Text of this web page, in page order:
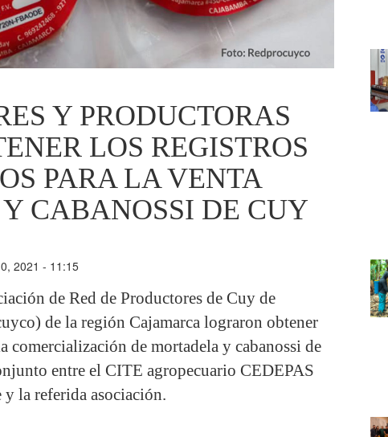
Y PRODUCTORAS
LOS REGISTROS
PARA LA VENTA
CABANOSSI DE CUY
2021 - 11:15
de Red de Productores de Cuy de
de la región Cajamarca lograron obtener
comercialización de mortadela y cabanossi de
entre el CITE agropecuario CEDEPAS
y la referida asociación.